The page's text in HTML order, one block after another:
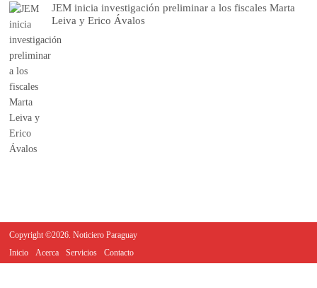
JEM inicia investigación preliminar a los fiscales Marta
Leiva y Erico Ávalos
Copyright ©2026. Noticiero Paraguay
Inicio
Acerca Servicios Contacto